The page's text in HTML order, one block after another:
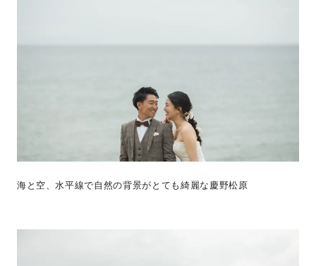
海と空、水平線で自然の背景がとても綺麗な慶野松原